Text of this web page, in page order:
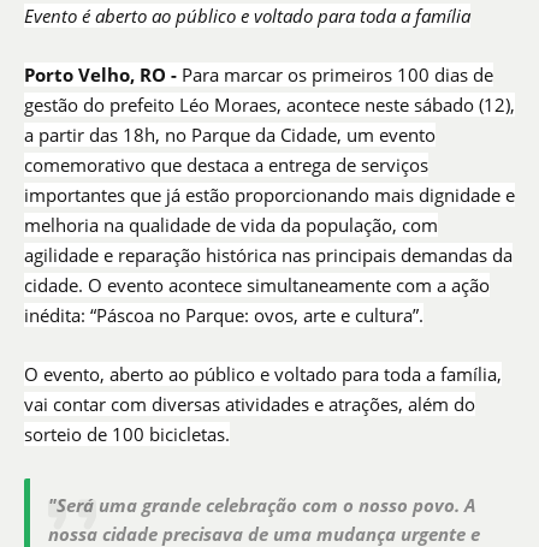
Evento é aberto ao público e voltado para toda a família
Porto Velho, RO - Para marcar os primeiros 100 dias de
gestão do prefeito Léo Moraes, acontece neste sábado (12),
a partir das 18h, no Parque da Cidade, um evento
comemorativo que destaca a entrega de serviços
importantes que já estão proporcionando mais dignidade e
melhoria na qualidade de vida da população, com
agilidade e reparação histórica nas principais demandas da
cidade. O evento acontece simultaneamente com a ação
inédita: “Páscoa no Parque: ovos, arte e cultura”.
O evento, aberto ao público e voltado para toda a família,
vai contar com diversas atividades e atrações, além do
sorteio de 100 bicicletas.
"Será uma grande celebração com o nosso povo. A
nossa cidade precisava de uma mudança urgente e